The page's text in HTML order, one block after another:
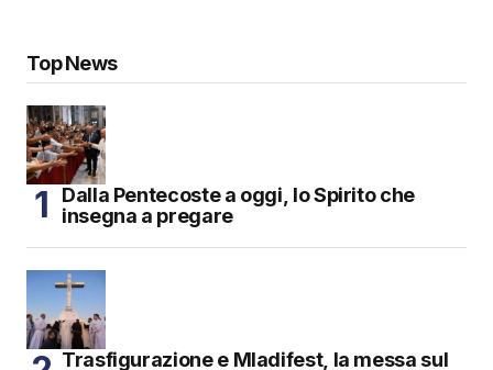
Top News
Dalla Pentecoste a oggi, lo Spirito che
insegna a pregare
Trasfigurazione e Mladifest, la messa sul